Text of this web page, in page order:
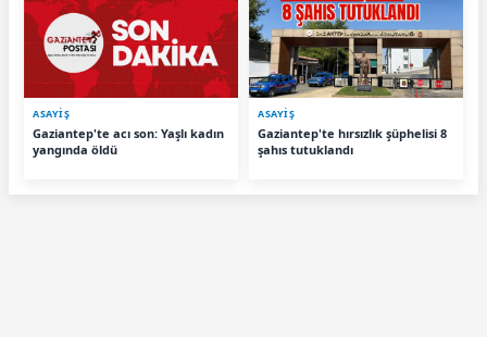
ASAYİŞ
Gaziantep'te acı son: Yaşlı kadın
yangında öldü
ASAYİŞ
Gaziantep'te hırsızlık şüphelisi 8
şahıs tutuklandı